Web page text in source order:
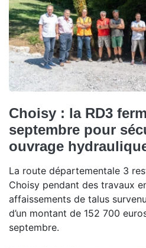
Choisy : la RD3
septembre pour
ouvrage
La route départementale 3
Choisy pendant des travaux
affaissements de talus
d’un montant de 152 700
septembre.